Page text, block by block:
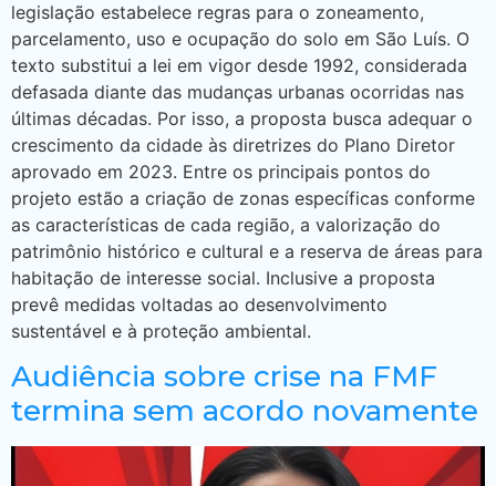
legislação estabelece regras para o zoneamento,
parcelamento, uso e ocupação do solo em São Luís. O
texto substitui a lei em vigor desde 1992, considerada
defasada diante das mudanças urbanas ocorridas nas
últimas décadas. Por isso, a proposta busca adequar o
crescimento da cidade às diretrizes do Plano Diretor
aprovado em 2023. Entre os principais pontos do
projeto estão a criação de zonas específicas conforme
as características de cada região, a valorização do
patrimônio histórico e cultural e a reserva de áreas para
habitação de interesse social. Inclusive a proposta
prevê medidas voltadas ao desenvolvimento
sustentável e à proteção ambiental.
Audiência sobre crise na FMF
termina sem acordo novamente